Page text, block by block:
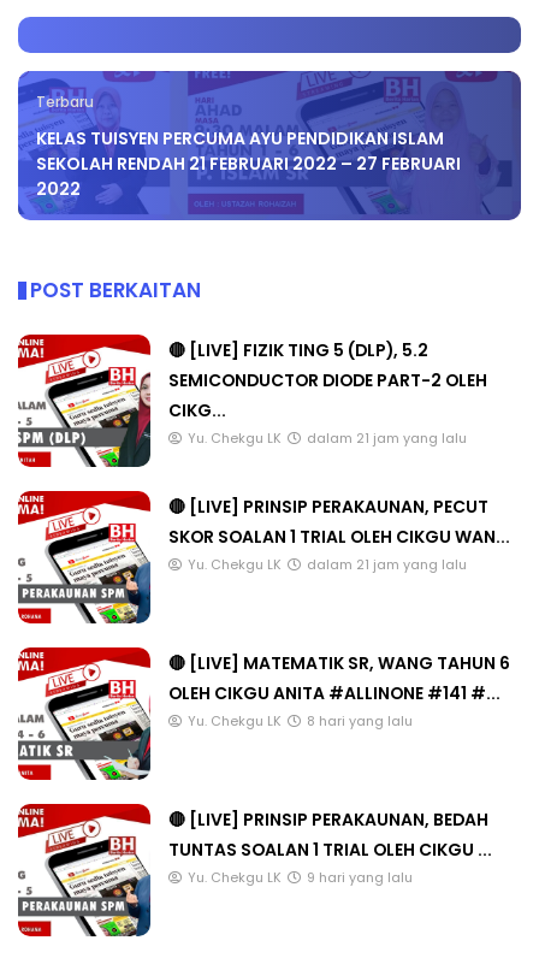
Terbaru
KELAS TUISYEN PERCUMA AYU PENDIDIKAN ISLAM
SEKOLAH RENDAH 21 FEBRUARI 2022 – 27 FEBRUARI
2022
POST BERKAITAN
🔴 [LIVE] FIZIK TING 5 (DLP), 5.2
SEMICONDUCTOR DIODE PART-2 OLEH
CIKG...
Yu. Chekgu LK dalam 21 jam yang lalu
🔴 [LIVE] PRINSIP PERAKAUNAN, PECUT
SKOR SOALAN 1 TRIAL OLEH CIKGU WAN...
Yu. Chekgu LK dalam 21 jam yang lalu
🔴 [LIVE] MATEMATIK SR, WANG TAHUN 6
OLEH CIKGU ANITA #ALLINONE #141 #...
Yu. Chekgu LK 8 hari yang lalu
🔴 [LIVE] PRINSIP PERAKAUNAN, BEDAH
TUNTAS SOALAN 1 TRIAL OLEH CIKGU ...
Yu. Chekgu LK 9 hari yang lalu